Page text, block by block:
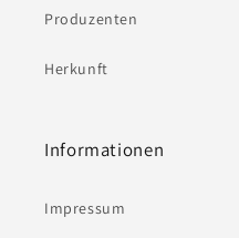
Produzenten
Herkunft
Informationen
Impressum